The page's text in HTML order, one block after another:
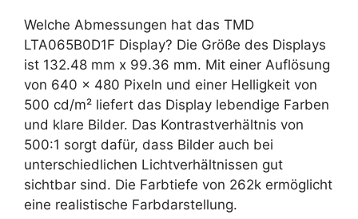
Welche Abmessungen hat das TMD
LTA065B0D1F Display? Die Größe des Displays
ist 132.48 mm x 99.36 mm. Mit einer Auflösung
von 640 x 480 Pixeln und einer Helligkeit von
500 cd/m² liefert das Display lebendige Farben
und klare Bilder. Das Kontrastverhältnis von
500:1 sorgt dafür, dass Bilder auch bei
unterschiedlichen Lichtverhältnissen gut
sichtbar sind. Die Farbtiefe von 262k ermöglicht
eine realistische Farbdarstellung.